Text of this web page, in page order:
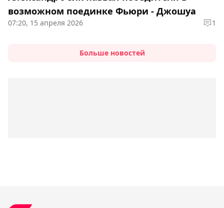
возможном поединке Фьюри - Джошуа
07:20, 15 апреля 2026 1
Больше новостей